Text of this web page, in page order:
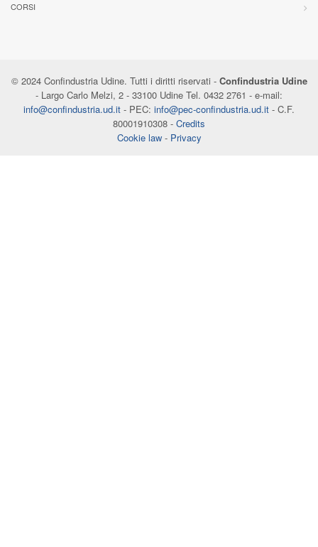
CORSI
© 2024 Confindustria Udine. Tutti i diritti riservati - Confindustria Udine
- Largo Carlo Melzi, 2 - 33100 Udine Tel. 0432 2761 - e-mail:
info@confindustria.ud.it - PEC: info@pec-confindustria.ud.it - C.F.
80001910308 - Credits
Cookie law- Privacy